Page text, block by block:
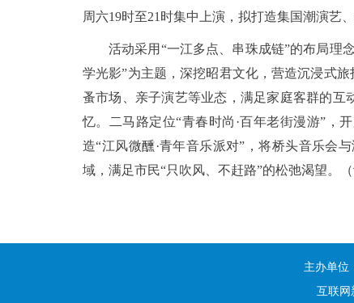
周六19时至21时集中上演，拟打造集国潮演艺
活动采用“一江多点、串珠成链”的布局理
学光影”为主题，深挖昭君文化，营造沉浸式
蚤市场、亲子演艺等业态，满足家庭客群的互
忆。二马路定位“青春时尚·百年老街漫游”，
造“江风微醺·青年音乐派对”，将桥头音乐会
域，满足市民“只吹风、不赶路”的松弛渴望。
主办单位
互联网